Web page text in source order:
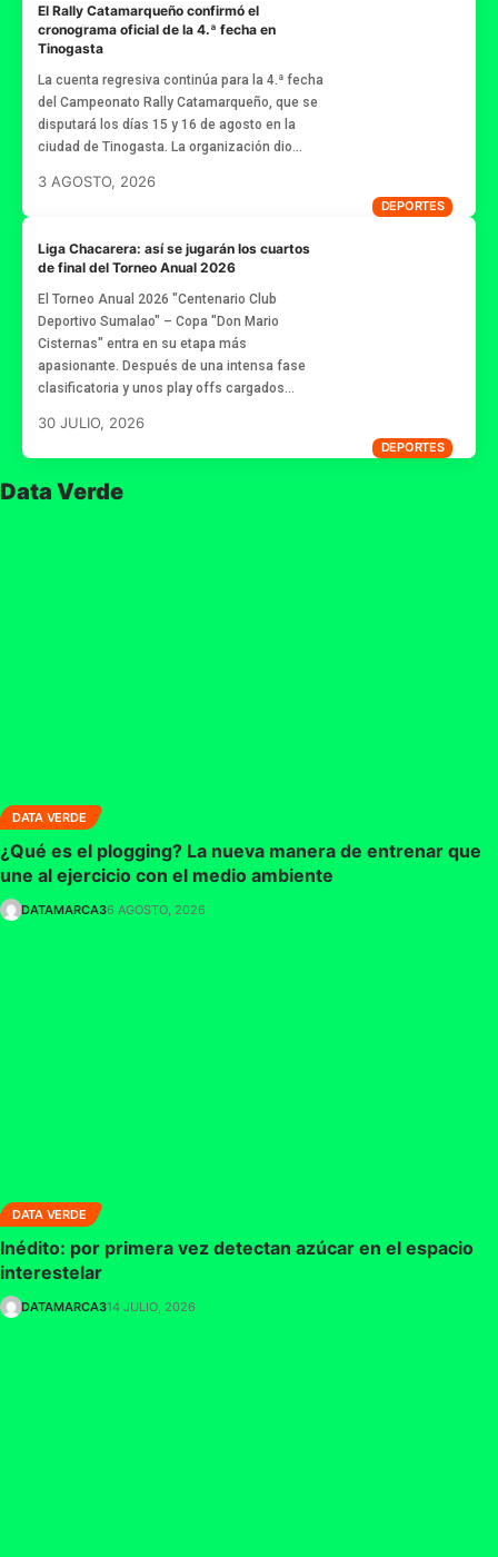
DEPORTES
El Rally Catamarqueño confirmó el
cronograma oficial de la 4.ª fecha en
Tinogasta
La cuenta regresiva continúa para la 4.ª fecha
del Campeonato Rally Catamarqueño, que se
disputará los días 15 y 16 de agosto en la
ciudad de Tinogasta. La organización dio…
3 AGOSTO, 2026
DEPORTES
Liga Chacarera: así se jugarán los cuartos
de final del Torneo Anual 2026
El Torneo Anual 2026 "Centenario Club
Deportivo Sumalao" – Copa "Don Mario
Cisternas" entra en su etapa más
apasionante. Después de una intensa fase
clasificatoria y unos play offs cargados…
30 JULIO, 2026
Data Verde
DATA VERDE
¿Qué es el plogging? La nueva manera de entrenar que
une al ejercicio con el medio ambiente
DATAMARCA36 AGOSTO, 2026
DATA VERDE
Inédito: por primera vez detectan azúcar en el espacio
interestelar
DATAMARCA314 JULIO, 2026